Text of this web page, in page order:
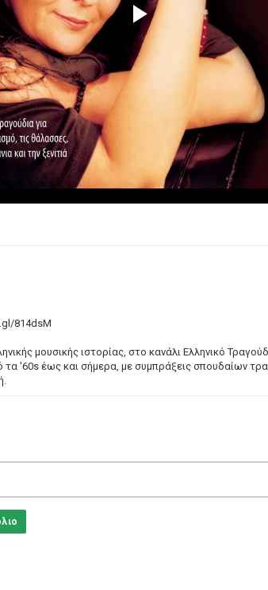
Play
Video
814dsM
μουσικής ιστορίας, στο κανάλι Ελληνικό
τα '60s έως και σήμερα, με συμπράξεις σπουδαίων
βρείτε συγκεντρωμένο έναν από τους